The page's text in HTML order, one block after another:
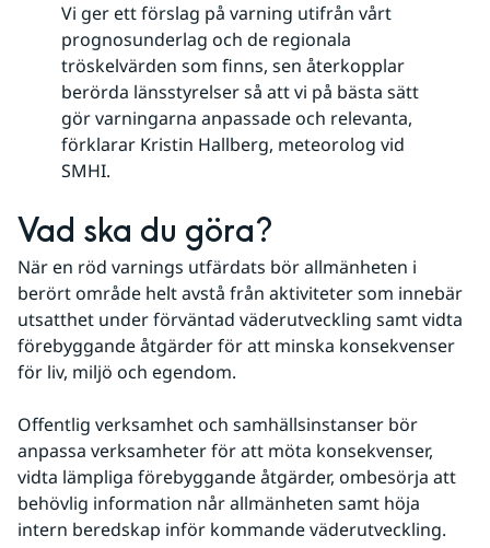
Vi ger ett förslag på varning utifrån vårt
prognosunderlag och de regionala
tröskelvärden som finns, sen återkopplar
berörda länsstyrelser så att vi på bästa sätt
gör varningarna anpassade och relevanta,
förklarar Kristin Hallberg, meteorolog vid
SMHI.
Vad ska du göra?
När en röd varnings utfärdats bör allmänheten i
berört område helt avstå från aktiviteter som innebär
utsatthet under förväntad väderutveckling samt vidta
förebyggande åtgärder för att minska konsekvenser
för liv, miljö och egendom.
Offentlig verksamhet och samhällsinstanser bör
anpassa verksamheter för att möta konsekvenser,
vidta lämpliga förebyggande åtgärder, ombesörja att
behövlig information når allmänheten samt höja
intern beredskap inför kommande väderutveckling.